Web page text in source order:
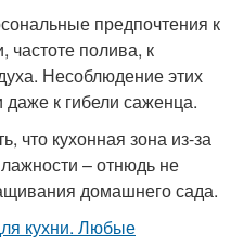
предпочтения к
полива, к
Несоблюдение этих
к гибели саженца.
что кухонная зона из-за
– отнюдь не
домашнего сада.